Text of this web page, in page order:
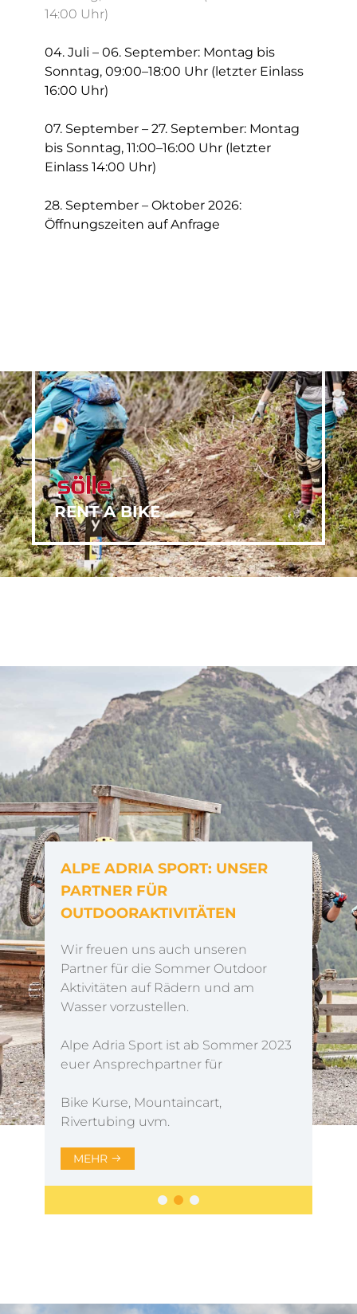
14:00 Uhr)
⁠04. Juli – 06. September: Montag bis
Sonntag, 09:00–18:00 Uhr (letzter Einlass
16:00 Uhr)
⁠07. September – 27. September: Montag
bis Sonntag, 11:00–16:00 Uhr (letzter
Einlass 14:00 Uhr)
28. September – Oktober 2026:
Öffnungszeiten auf Anfrage
3D BOGENSPORT
RENT A BIKE
ALPE ADRIA SPORT: UNSER
PARTNER FÜR
OUTDOORAKTIVITÄTEN
Wir freuen uns auch unseren
Partner für die Sommer Outdoor
Aktivitäten auf Rädern und am
Wasser vorzustellen.
Alpe Adria Sport ist ab Sommer 2023
euer Ansprechpartner für
Bike Kurse, Mountaincart,
Rivertubing uvm.
MEHR